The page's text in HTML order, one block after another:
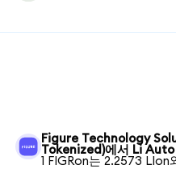
Figure Technology
Tokenized)에서 Li
1 FIGRon는 2.2573 LIon